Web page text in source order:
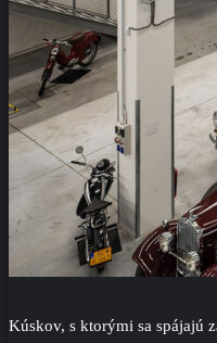
Kúskov, s ktorými sa spájajú